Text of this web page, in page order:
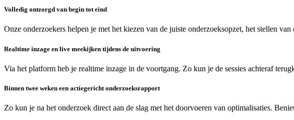
Volledig ontzorgd van begin tot eind
Onze onderzoekers helpen je met het kiezen van de juiste onderzoeksopzet, het stellen
Realtime inzage en live meekijken tijdens de uitvoering
Via het platform heb je realtime inzage in de voortgang. Zo kun je de sessies achteraf
Binnen twee weken een actiegericht onderzoeksrapport
Zo kun je na het onderzoek direct aan de slag met het doorvoeren van optimalisaties.